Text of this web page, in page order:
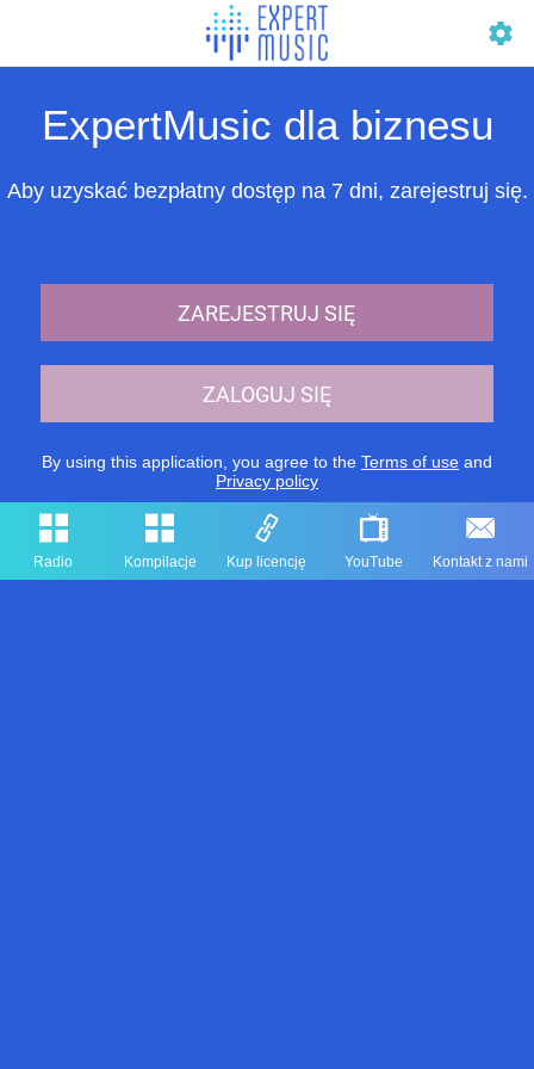
ExpertMusic dla biznesu
Aby uzyskać bezpłatny dostęp na 7 dni, zarejestruj się.
ZAREJESTRUJ SIĘ
ZALOGUJ SIĘ
By using this application, you agree to the Terms of use and
Privacy policy
Radio Kompilacje Kup licencję YouTube Kontakt z nami